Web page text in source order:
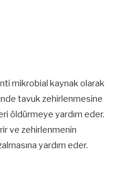
mikrobial kaynak olarak
tavuk zehirlenmesine
öldürmeye yardım eder.
ve zehirlenmenin
yardım eder.